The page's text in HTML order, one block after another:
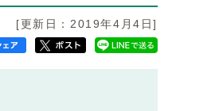
[更新日：2019年4月4日]